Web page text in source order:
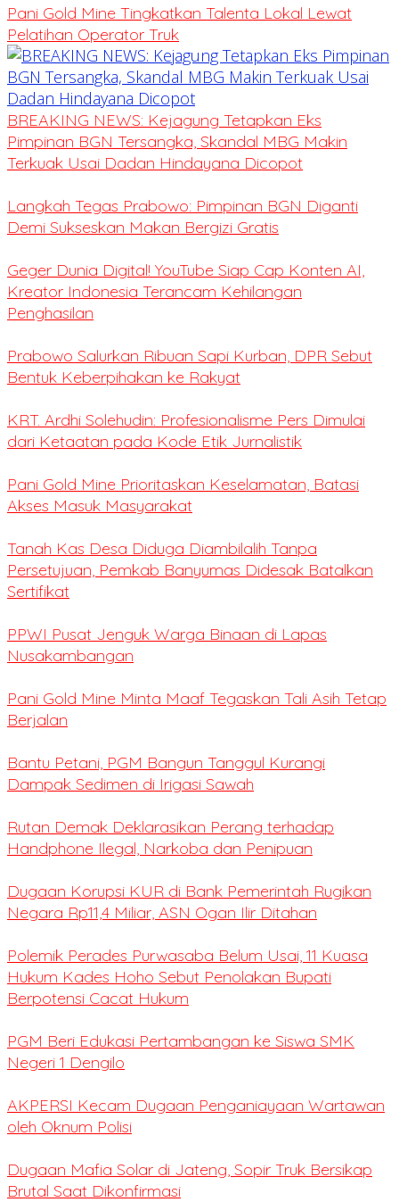
Pani Gold Mine Tingkatkan Talenta Lokal Lewat
Pelatihan Operator Truk
BREAKING NEWS: Kejagung Tetapkan Eks
Pimpinan BGN Tersangka, Skandal MBG Makin
Terkuak Usai Dadan Hindayana Dicopot
Langkah Tegas Prabowo: Pimpinan BGN Diganti
Demi Sukseskan Makan Bergizi Gratis
Geger Dunia Digital! YouTube Siap Cap Konten AI,
Kreator Indonesia Terancam Kehilangan
Penghasilan
Prabowo Salurkan Ribuan Sapi Kurban, DPR Sebut
Bentuk Keberpihakan ke Rakyat
KRT. Ardhi Solehudin: Profesionalisme Pers Dimulai
dari Ketaatan pada Kode Etik Jurnalistik
Pani Gold Mine Prioritaskan Keselamatan, Batasi
Akses Masuk Masyarakat
Tanah Kas Desa Diduga Diambilalih Tanpa
Persetujuan, Pemkab Banyumas Didesak Batalkan
Sertifikat
PPWI Pusat Jenguk Warga Binaan di Lapas
Nusakambangan
Pani Gold Mine Minta Maaf Tegaskan Tali Asih Tetap
Berjalan
Bantu Petani, PGM Bangun Tanggul Kurangi
Dampak Sedimen di Irigasi Sawah
Rutan Demak Deklarasikan Perang terhadap
Handphone Ilegal, Narkoba dan Penipuan
Dugaan Korupsi KUR di Bank Pemerintah Rugikan
Negara Rp11,4 Miliar, ASN Ogan Ilir Ditahan
Polemik Perades Purwasaba Belum Usai, 11 Kuasa
Hukum Kades Hoho Sebut Penolakan Bupati
Berpotensi Cacat Hukum
PGM Beri Edukasi Pertambangan ke Siswa SMK
Negeri 1 Dengilo
AKPERSI Kecam Dugaan Penganiayaan Wartawan
oleh Oknum Polisi
Dugaan Mafia Solar di Jateng, Sopir Truk Bersikap
Brutal Saat Dikonfirmasi